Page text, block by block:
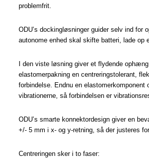
problemfrit.
ODU’s dockingløsninger guider selv ind for
autonome enhed skal skifte batteri, lade op
I den viste løsning giver et flydende
elastomerpakning en centreringstolerant,
forbindelse. Endnu en elastomerkomponent
vibrationerne, så forbindelsen er
ODU’s smarte konnektordesign giver en
+/- 5 mm i x- og y-retning, så der justeres
Centreringen sker i to faser: